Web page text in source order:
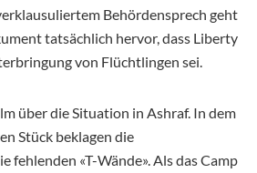
Behördensprech geht
tatsächlich hervor, dass Liberty
von Flüchtlingen sei.
über die Situation in Ashraf. In dem
Stück beklagen die
fehlenden «T-Wände». Als das Camp